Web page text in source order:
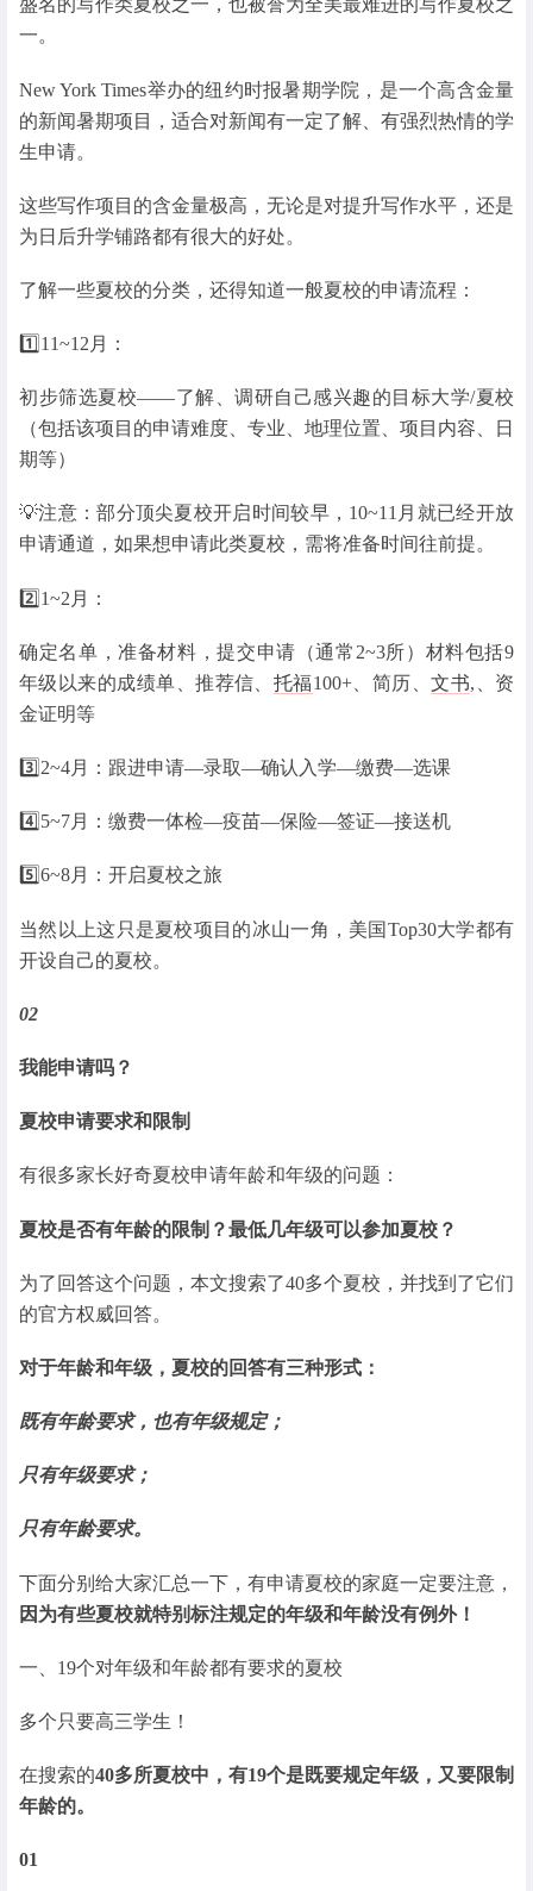
盛名的写作类夏校之一，也被誉为全美最难进的写作夏校之
一。
New York Times举办的纽约时报暑期学院，是一个高含金量
的新闻暑期项目，适合对新闻有一定了解、有强烈热情的学
生申请。
这些写作项目的含金量极高，无论是对提升写作水平，还是
为日后升学铺路都有很大的好处。
了解一些夏校的分类，还得知道一般夏校的申请流程：
1️⃣11~12月：
初步筛选夏校——了解、调研自己感兴趣的目标大学/夏校
（包括该项目的申请难度、专业、地理位置、项目内容、日
期等）
💡注意：部分顶尖夏校开启时间较早，10~11月就已经开放
申请通道，如果想申请此类夏校，需将准备时间往前提。
2️⃣1~2月：
确定名单，准备材料，提交申请（通常2~3所）材料包括9
年级以来的成绩单、推荐信、 托福100+、简历、文书,、资
金证明等
3️⃣2~4月：跟进申请—录取—确认入学—缴费—选课
4️⃣5~7月：缴费一体检—疫苗—保险—签证—接送机
5️⃣6~8月：开启夏校之旅
当然以上这只是夏校项目的冰山一角，美国Top30大学都有
开设自己的夏校。
02
我能申请吗？
夏校申请要求和限制
有很多家长好奇夏校申请年龄和年级的问题：
夏校是否有年龄的限制？最低几年级可以参加夏校？
为了回答这个问题，本文搜索了40多个夏校，并找到了它们
的官方权威回答。
对于年龄和年级，夏校的回答有三种形式：
既有年龄要求，也有年级规定；
只有年级要求；
只有年龄要求。
下面分别给大家汇总一下，有申请夏校的家庭一定要注意，
因为有些夏校就特别标注规定的年级和年龄没有例外！
一、19个对年级和年龄都有要求的夏校
多个只要高三学生！
在搜索的40多所夏校中，有19个是既要规定年级，又要限制
年龄的。
01